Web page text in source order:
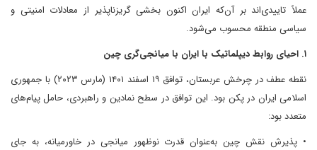
عملاً تاییدی‌اند بر آن‌که ایران اکنون بخشی گریزناپذیر از معادلات امنیتی و
سیاسی منطقه محسوب می‌شود.
۱. احیای روابط دیپلماتیک با ایران با میانجی‌گری چین
نقطه عطف در چرخش عربستان، توافق ۱۹ اسفند ۱۴۰۱ (مارس ۲۰۲۳) با جمهوری
اسلامی ایران در پکن بود. این توافق در سطح نمادین و راهبردی، حامل پیام‌های
متعدد بود:
• پذیرش نقش چین به‌عنوان قدرت نوظهور میانجی در خاورمیانه، به جای